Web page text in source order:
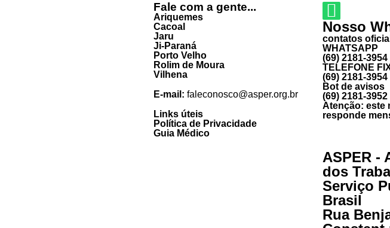
Fale com a gente...
Ariquemes
Cacoal
Jaru
Ji-Paraná
Porto Velho
Rolim de Moura
Vilhena
E-mail: faleconosco@asper.org.br
Links úteis
Política de Privacidade
Guia Médico
Nosso
contatos
WHATSAPP
(69) 2181-3954
TELEFONE
(69) 2181-3954
Bot de avisos
(69) 2181-3952
Atenção: este
responde
ASPER -
dos
Serviço
Brasil
Rua